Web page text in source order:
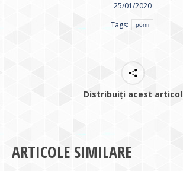
25/01/2020
Tags:
pomi
Distribuiți acest articol
ARTICOLE SIMILARE